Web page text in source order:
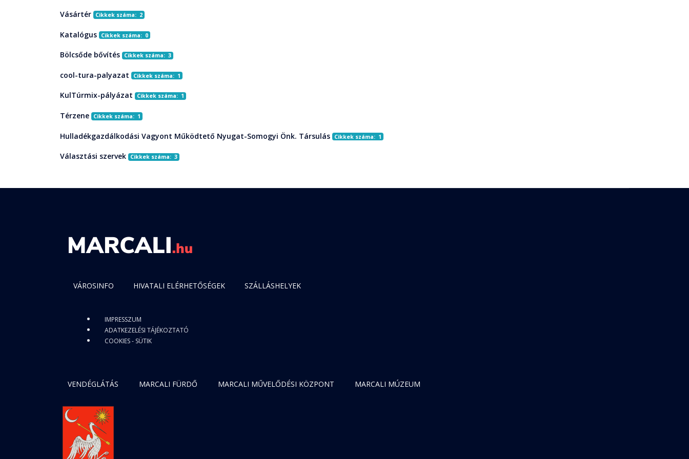
Vásártér Cikkek száma: 2
Katalógus Cikkek száma: 0
Bölcsőde bővítés Cikkek száma: 3
cool-tura-palyazat Cikkek száma: 1
KulTúrmix-pályázat Cikkek száma: 1
Térzene Cikkek száma: 1
Hulladékgazdálkodási Vagyont Működtető Nyugat-Somogyi Önk. Társulás Cikkek száma: 1
Választási szervek Cikkek száma: 3
VÁROSINFO HIVATALI ELÉRHETŐSÉGEK SZÁLLÁSHELYEK
IMPRESSZUM
ADATKEZELÉSI TÁJÉKOZTATÓ
COOKIES - SÜTIK
VENDÉGLÁTÁS MARCALI FÜRDŐ MARCALI MŰVELŐDÉSI KÖZPONT MARCALI MÚZEUM